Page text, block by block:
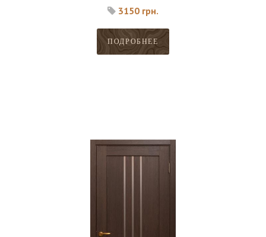
3150 грн.
ПОДРОБНЕЕ